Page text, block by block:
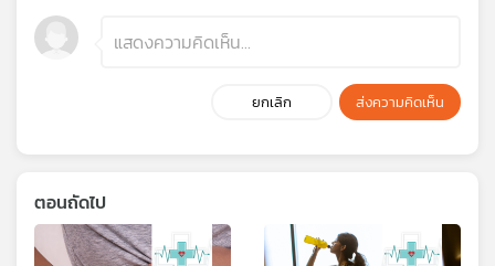
ยกเลิก ส่งความคิดเห็น
ตอนถัดไป